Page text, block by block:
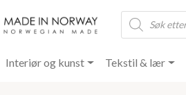
Products
search
Interiør og kunst Tekstil & lær